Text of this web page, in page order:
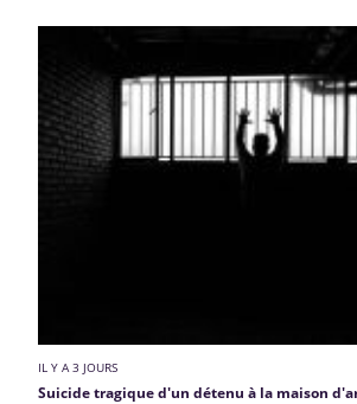
IL Y A 3 JOURS
Suicide tragique d'un détenu à la maison